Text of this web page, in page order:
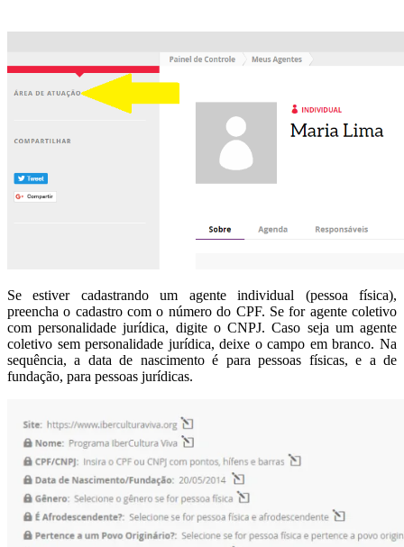
Se estiver cadastrando um agente individual (pessoa física),
preencha o cadastro com o número do CPF. Se for agente coletivo
com personalidade jurídica, digite o CNPJ. Caso seja um agente
coletivo sem personalidade jurídica, deixe o campo em branco. Na
sequência, a data de nascimento é para pessoas físicas, e a de
fundação, para pessoas jurídicas.